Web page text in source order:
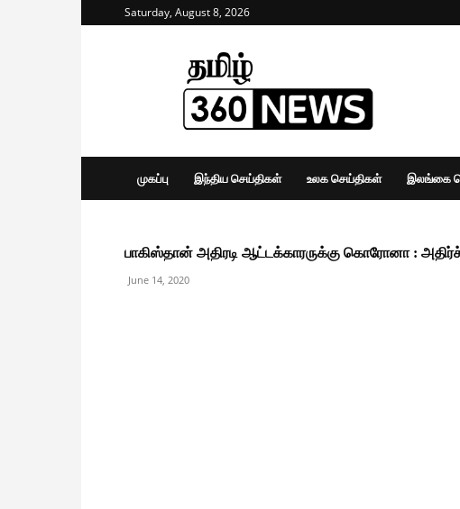
Saturday, August 8, 2026
Tamil
360
News
முகப்பு இந்திய செய்திகள் உலக செய்திகள் இலங்கை
பாகிஸ்தான் அதிரடி ஆட்டக்காரருக்கு கொரோனா :
June 14, 2020